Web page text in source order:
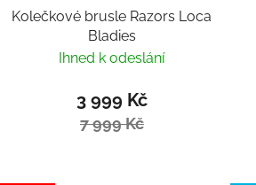
Kolečkové brusle Razors Loca
Bladies
Ihned k odeslání
3 999 Kč
7 999 Kč